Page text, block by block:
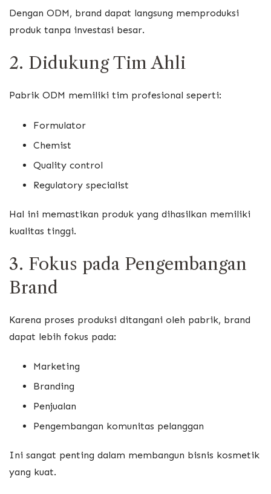
Dengan ODM, brand dapat langsung memproduksi
produk tanpa investasi besar.
2. Didukung Tim Ahli
Pabrik ODM memiliki tim profesional seperti:
Formulator
Chemist
Quality control
Regulatory specialist
Hal ini memastikan produk yang dihasilkan memiliki
kualitas tinggi.
3. Fokus pada Pengembangan
Brand
Karena proses produksi ditangani oleh pabrik, brand
dapat lebih fokus pada:
Marketing
Branding
Penjualan
Pengembangan komunitas pelanggan
Ini sangat penting dalam membangun bisnis kosmetik
yang kuat.